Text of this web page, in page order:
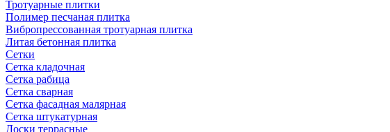
Тротуарные плитки
Полимер песчаная плитка
Вибропрессованная тротуарная плитка
Литая бетонная плитка
Сетки
Сетка кладочная
Сетка рабица
Сетка сварная
Сетка фасадная малярная
Сетка штукатурная
Доски террасные